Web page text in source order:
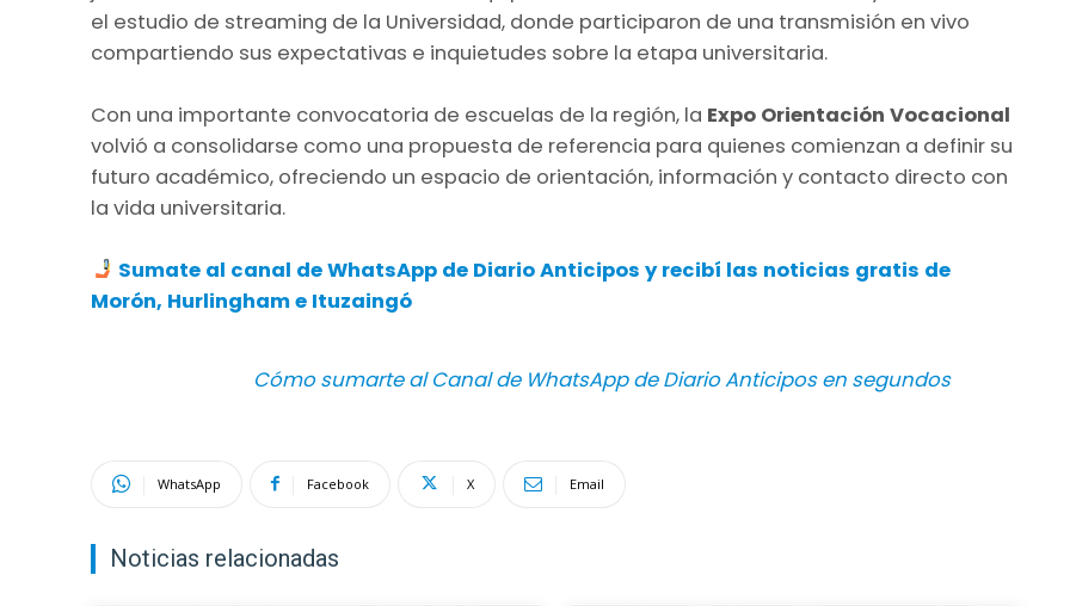
el estudio de streaming de la Universidad, donde participaron de una transmisión en vivo
compartiendo sus expectativas e inquietudes sobre la etapa universitaria.
Con una importante convocatoria de escuelas de la región, la Expo Orientación Vocacional
volvió a consolidarse como una propuesta de referencia para quienes comienzan a definir su
futuro académico, ofreciendo un espacio de orientación, información y contacto directo con
la vida universitaria.
Sumate al canal de WhatsApp de Diario Anticipos y recibí las noticias gratis de
Morón, Hurlingham e Ituzaingó
Cómo sumarte al Canal de WhatsApp de Diario Anticipos en segundos
WhatsApp Facebook X Email
Noticias relacionadas